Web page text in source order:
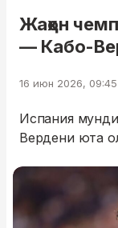
Жаҳон
— Кабо-
16 июн 2026, 09:45
Испания
Вердени юта